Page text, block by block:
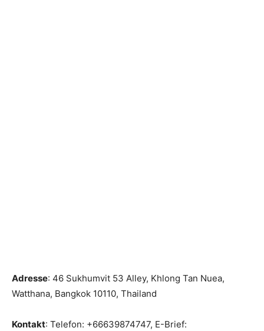
Adresse: 46 Sukhumvit 53 Alley, Khlong Tan Nuea,
Watthana, Bangkok 10110, Thailand
Kontakt: Telefon: +66639874747, E-Brief: